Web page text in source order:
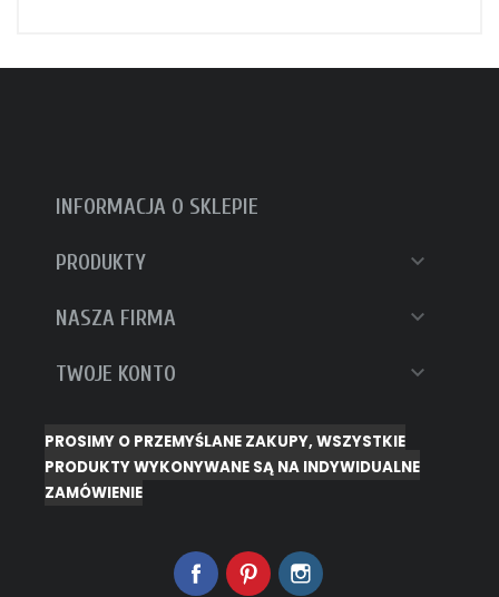
INFORMACJA O SKLEPIE
PRODUKTY 
NASZA FIRMA 
TWOJE KONTO 
PROSIMY O PRZEMYŚLANE ZAKUPY, WSZYSTKIE
PRODUKTY WYKONYWANE SĄ NA INDYWIDUALNE
ZAMÓWIENIE
FacebookPinterest